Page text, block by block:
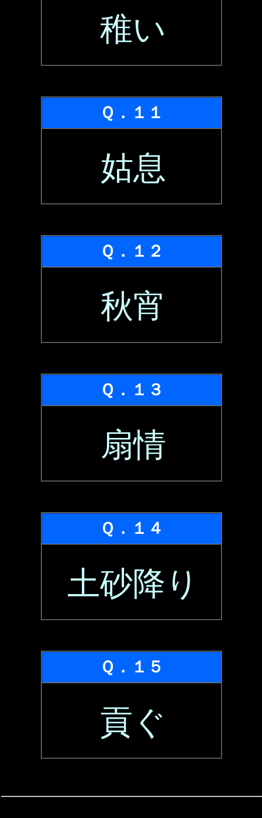
稚い
Ｑ．１１
姑息
Ｑ．１２
秋宵
Ｑ．１３
扇情
Ｑ．１４
土砂降り
Ｑ．１５
貢ぐ